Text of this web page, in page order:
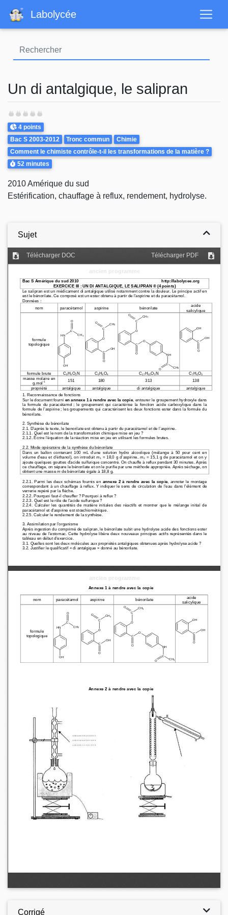
contenu
Labolycée
Un di antalgique, le salipran
Points
4 points
Theme
Bac S 2003-2012 Tronc commun
Chimie
Comment le chimiste contrôle-t-il les transformations de la matière ?
Durée
52 minutes
2010 Amérique du sud
Estérification, chauffage à reflux, rendement, hydrolyse.
Sujet
Corrigé